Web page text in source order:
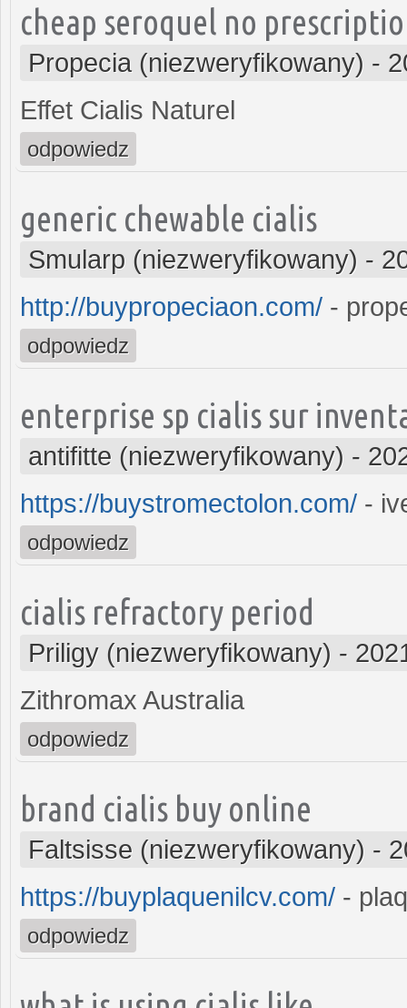
cheap seroquel no
Propecia (niezweryfikowany) -
Effet Cialis Naturel
odpowiedz
generic chewable cialis
Smularp (niezweryfikowany) -
http://buypropeciaon.com/ -
odpowiedz
enterprise sp cialis sur
antifitte (niezweryfikowany) -
https://buystromectolon.com/ -
odpowiedz
cialis refractory period
Priligy (niezweryfikowany) -
Zithromax Australia
odpowiedz
brand cialis buy online
Faltsisse (niezweryfikowany) -
https://buyplaquenilcv.com/ -
odpowiedz